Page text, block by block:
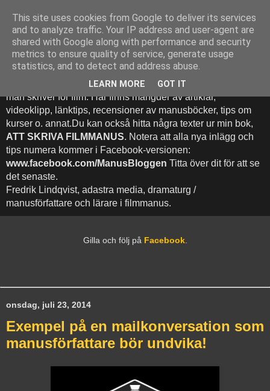
Att Skriva Filmmanus -
Bloggen
Denna blogg inehhåller runt 500 (!) inlägg med fokus på hur
man skriver för film. Här finns mängder av artiklar,
videoklipp, länktips, recensioner av manusböcker, tips om
kurser o. annat.Du kan också hitta några texter ur min bok,
ATT SKRIVA FILMMANUS. Notera att alla nya inlägg och
tips numera kommer i Facebook-versionen:
www.facebook.com/ManusBloggen Titta över dit för att se
det senaste.
Fredrik Lindqvist, adastra media, dramaturg /
manusförfattare och lärare i filmmanus.
Gilla och följ på Facebook.
onsdag, juli 23, 2014
Exempel på en mailkonversation som
manusförfattare bör undvika!
This site uses cookies from Google to deliver its services
and to analyze traffic. Your IP address and user-agent are
shared with Google along with performance and security
metrics to ensure quality of service, generate usage
statistics, and to detect and address abuse.
LEARN MORE GOT IT